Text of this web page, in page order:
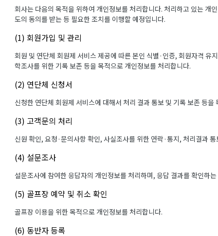
회사는 다음의 목적을 위하여 개인정보를 처리합니다. 처리하고 있는
도의 동의를 받는 등 필요한 조치를 이행할 예정입니다.
(1) 회원가입 및 관리
회원 및 연단체 회원제 서비스 제공에 따른 본인 식별·인증, 회원자격
학조사를 위한 기록 보존 등을 목적으로 개인정보를 처리합니다.
(2) 연단체 신청서
신청한 연단체 회원제 서비스에 대해서 처리 결과 통보 및 기록 보존 등
(3) 고객문의 처리
신원 확인, 요청·문의사항 확인, 사실조사를 위한 연락·통지, 처리결과
(4) 설문조사
설문조사에 참여한 응답자의 개인정보를 처리하며, 응답 결과를 확인하
(5) 골프장 예약 및 취소 확인
골프장 이용을 위한 목적으로 개인정보를 처리합니다.
(6) 동반자 등록